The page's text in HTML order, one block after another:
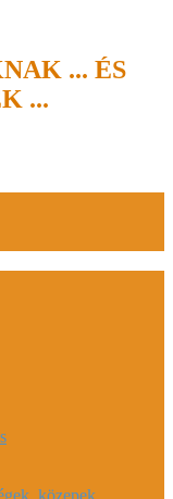
... ÉS
...
közepek